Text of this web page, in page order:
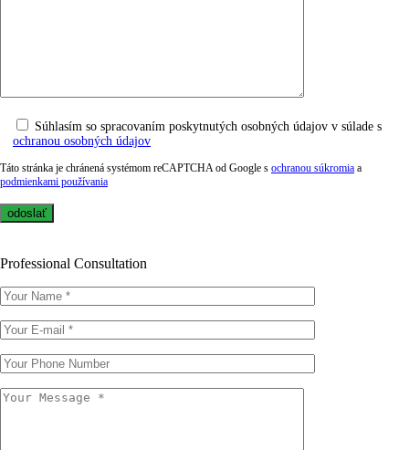
Súhlasím so spracovaním poskytnutých osobných údajov v súlade s
ochranou osobných údajov
Táto stránka je chránená systémom reCAPTCHA od Google s ochranou súkromia a
podmienkami používania
Professional Consultation